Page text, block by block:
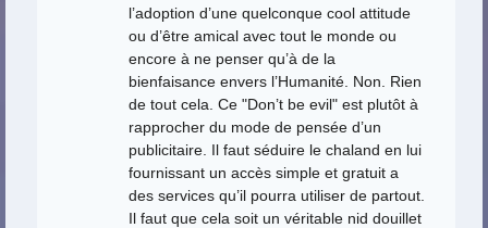
l’adoption d’une quelconque cool attitude
ou d’être amical avec tout le monde ou
encore à ne penser qu’à de la
bienfaisance envers l’Humanité. Non. Rien
de tout cela. Ce "Don’t be evil" est plutôt à
rapprocher du mode de pensée d’un
publicitaire. Il faut séduire le chaland en lui
fournissant un accès simple et gratuit a
des services qu’il pourra utiliser de partout.
Il faut que cela soit un véritable nid douillet